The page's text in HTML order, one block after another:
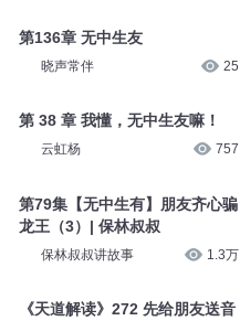
第136章 无中生友
晓声常伴 25
第 38 章 我懂，无中生友嘛！
云虹杨 757
第79集【无中生有】朋友齐心骗
龙王（3）| 保林叔叔
保林叔叔讲故事 1.3万
《天道解读》272 先给朋友送音